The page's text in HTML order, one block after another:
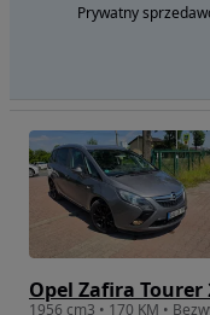
Prywatny
Opel Zafira